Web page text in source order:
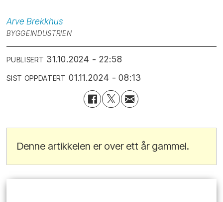
Arve Brekkhus
BYGGEINDUSTRIEN
PUBLISERT 31.10.2024 - 22:58
SIST OPPDATERT 01.11.2024 - 08:13
Denne artikkelen er over ett år gammel.